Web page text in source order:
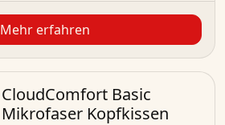
Mehr erfahren
CloudComfort Basic
Mikrofaser Kopfkissen